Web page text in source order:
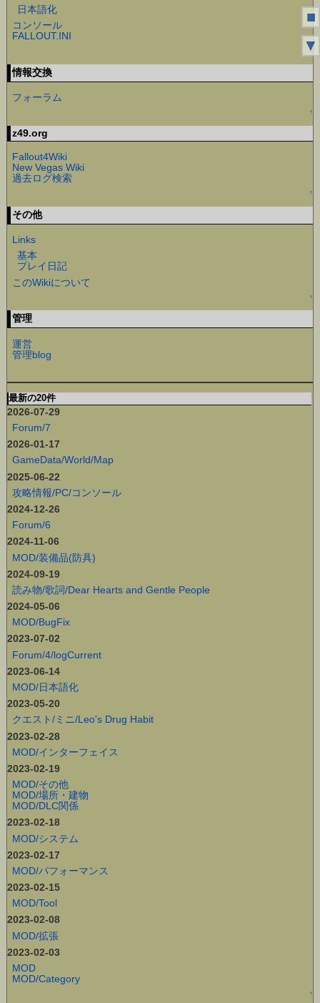
日本語化
コンソール
FALLOUT.INI
↑
情報交換
フォーラム
↑
z49.org
Fallout4Wiki
New Vegas Wiki
過去ログ検索
↑
その他
Links
基本
プレイ日記
このWikiについて
↑
管理
運営
管理blog
最新の20件
2026-07-29
Forum/7
2026-01-17
GameData/World/Map
2025-06-22
攻略情報/PC/コンソール
2024-12-26
Forum/6
2024-11-06
MOD/装備品(防具)
2024-09-19
読み物/歌詞/Dear Hearts and Gentle People
2024-05-06
MOD/BugFix
2023-07-02
Forum/4/logCurrent
2023-06-14
MOD/日本語化
2023-05-20
クエスト/ミニ/Leo's Drug Habit
2023-02-28
MOD/インターフェイス
2023-02-19
MOD/その他
MOD/場所・建物
MOD/DLC関係
2023-02-18
MOD/システム
2023-02-17
MOD/パフォーマンス
2023-02-15
MOD/Tool
2023-02-08
MOD/拡張
2023-02-03
MOD
MOD/Category
↑
■
▼